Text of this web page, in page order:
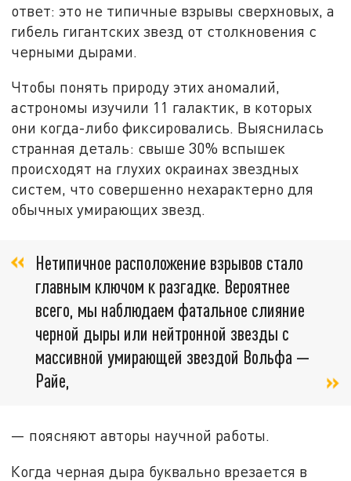
ответ: это не типичные взрывы сверхновых, а
гибель гигантских звезд от столкновения с
черными дырами.
Чтобы понять природу этих аномалий,
астрономы изучили 11 галактик, в которых
они когда-либо фиксировались. Выяснилась
странная деталь: свыше 30% вспышек
происходят на глухих окраинах звездных
систем, что совершенно нехарактерно для
обычных умирающих звезд.
Нетипичное расположение взрывов стало
главным ключом к разгадке. Вероятнее
всего, мы наблюдаем фатальное слияние
черной дыры или нейтронной звезды с
массивной умирающей звездой Вольфа —
Райе,
— поясняют авторы научной работы.
Когда черная дыра буквально врезается в